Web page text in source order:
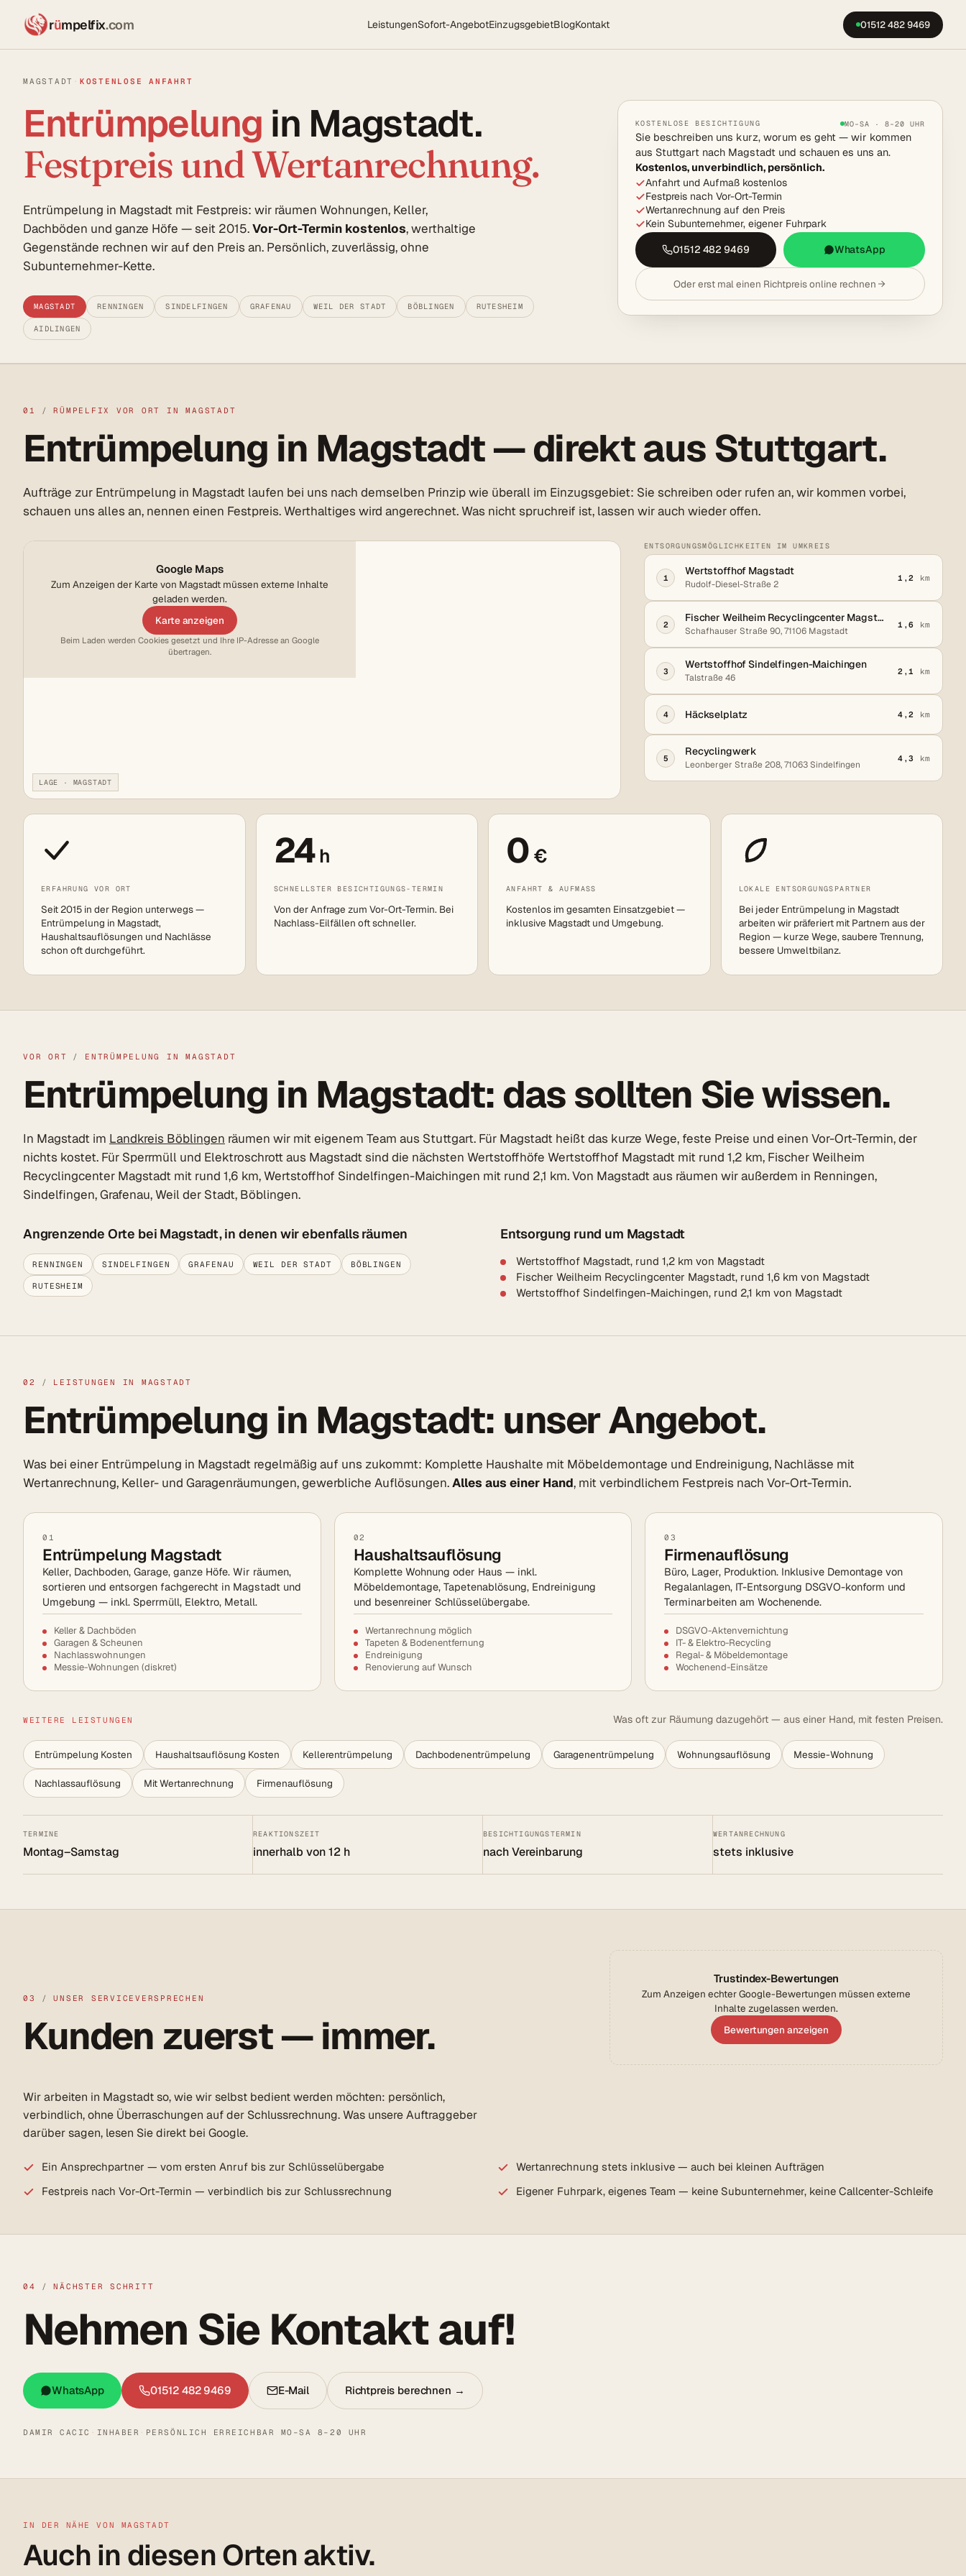
rümpelfix.com LeistungenSofort-AngebotEinzugsgebietBlogKontakt 01512 482 9469
MAGSTADT · KOSTENLOSE ANFAHRT
Entrümpelung in Magstadt.
Festpreis und Wertanrechnung.
Entrümpelung in Magstadt mit Festpreis: wir räumen Wohnungen, Keller,
Dachböden und ganze Höfe — seit 2015.Vor-Ort-Termin kostenlos, werthaltige
Gegenstände rechnen wir auf den Preis an. Persönlich, zuverlässig, ohne
Subunternehmer-Kette.
MAGSTADT RENNINGEN SINDELFINGEN GRAFENAU WEIL DER STADT BÖBLINGEN RUTESHEIM
AIDLINGEN
KOSTENLOSE BESICHTIGUNG MO–SA · 8–20 UHR
Sie beschreiben uns kurz, worum es geht — wir kommen
aus Stuttgart nach Magstadt und schauen es uns an.
Kostenlos, unverbindlich, persönlich.
Anfahrt und Aufmaß kostenlos
Festpreis nach Vor-Ort-Termin
Wertanrechnung auf den Preis
Kein Subunternehmer, eigener Fuhrpark
01512 482 9469
WhatsApp
Oder erst mal einen Richtpreis online rechnen
01 / RÜMPELFIX VOR ORT IN MAGSTADT
Entrümpelung in Magstadt — direkt aus Stuttgart.
Aufträge zur Entrümpelung in Magstadt laufen bei uns nach demselben Prinzip wie überall im Einzugsgebiet: Sie schreiben oder rufen an, wir kommen vorbei,
schauen uns alles an, nennen einen Festpreis. Werthaltiges wird angerechnet. Was nicht spruchreif ist, lassen wir auch wieder offen.
Google Maps
Zum Anzeigen der Karte von Magstadt müssen externe Inhalte
geladen werden.
Karte anzeigen
Beim Laden werden Cookies gesetzt und Ihre IP-Adresse an Google
übertragen.
LAGE · MAGSTADT
ENTSORGUNGSMÖGLICHKEITEN IM UMKREIS
1
Wertstoffhof Magstadt
Rudolf-Diesel-Straße 2
1,2 km
2
Fischer Weilheim Recyclingcenter Magstadt
Schafhauser Straße 90, 71106 Magstadt
1,6 km
3
Wertstoffhof Sindelfingen-Maichingen
Talstraße 46
2,1 km
4 Häckselplatz 4,2 km
5
Recyclingwerk
Leonberger Straße 208, 71063 Sindelfingen
4,3 km
ERFAHRUNG VOR ORT
Seit 2015 in der Region unterwegs —
Entrümpelung in Magstadt,
Haushaltsauflösungen und Nachlässe
schon oft durchgeführt.
24h
SCHNELLSTER BESICHTIGUNGS-TERMIN
Von der Anfrage zum Vor-Ort-Termin. Bei
Nachlass-Eilfällen oft schneller.
0 €
ANFAHRT & AUFMASS
Kostenlos im gesamten Einsatzgebiet —
inklusive Magstadt und Umgebung.
LOKALE ENTSORGUNGSPARTNER
Bei jeder Entrümpelung in Magstadt
arbeiten wir präferiert mit Partnern aus der
Region — kurze Wege, saubere Trennung,
bessere Umweltbilanz.
VOR ORT / ENTRÜMPELUNG IN MAGSTADT
Entrümpelung in Magstadt: das sollten Sie wissen.
In Magstadt im Landkreis Böblingen räumen wir mit eigenem Team aus Stuttgart. Für Magstadt heißt das kurze Wege, feste Preise und einen Vor-Ort-Termin, der
nichts kostet. Für Sperrmüll und Elektroschrott aus Magstadt sind die nächsten Wertstoffhöfe Wertstoffhof Magstadt mit rund 1,2 km, Fischer Weilheim
Recyclingcenter Magstadt mit rund 1,6 km, Wertstoffhof Sindelfingen-Maichingen mit rund 2,1 km. Von Magstadt aus räumen wir außerdem in Renningen,
Sindelfingen, Grafenau, Weil der Stadt, Böblingen.
Angrenzende Orte bei Magstadt, in denen wir ebenfalls räumen
RENNINGEN SINDELFINGEN GRAFENAU WEIL DER STADT BÖBLINGEN
RUTESHEIM
Entsorgung rund um Magstadt
Wertstoffhof Magstadt, rund 1,2 km von Magstadt
Fischer Weilheim Recyclingcenter Magstadt, rund 1,6 km von Magstadt
Wertstoffhof Sindelfingen-Maichingen, rund 2,1 km von Magstadt
02 / LEISTUNGEN IN MAGSTADT
Entrümpelung in Magstadt: unser Angebot.
Was bei einer Entrümpelung in Magstadt regelmäßig auf uns zukommt: Komplette Haushalte mit Möbeldemontage und Endreinigung, Nachlässe mit
Wertanrechnung, Keller- und Garagenräumungen, gewerbliche Auflösungen.Alles aus einer Hand, mit verbindlichem Festpreis nach Vor-Ort-Termin.
01
Entrümpelung Magstadt
Keller, Dachboden, Garage, ganze Höfe. Wir räumen,
sortieren und entsorgen fachgerecht in Magstadt und
Umgebung — inkl. Sperrmüll, Elektro, Metall.
Keller & Dachböden
Garagen & Scheunen
Nachlasswohnungen
Messie-Wohnungen (diskret)
02
Haushaltsauflösung
Komplette Wohnung oder Haus — inkl.
Möbeldemontage, Tapetenablösung, Endreinigung
und besenreiner Schlüsselübergabe.
Wertanrechnung möglich
Tapeten & Bodenentfernung
Endreinigung
Renovierung auf Wunsch
03
Firmenauflösung
Büro, Lager, Produktion. Inklusive Demontage von
Regalanlagen, IT-Entsorgung DSGVO-konform und
Terminarbeiten am Wochenende.
DSGVO-Aktenvernichtung
IT- & Elektro-Recycling
Regal- & Möbeldemontage
Wochenend-Einsätze
WEITERE LEISTUNGEN Was oft zur Räumung dazugehört — aus einer Hand, mit festen Preisen.
Entrümpelung Kosten Haushaltsauflösung Kosten Kellerentrümpelung Dachbodenentrümpelung Garagenentrümpelung Wohnungsauflösung Messie-Wohnung
Nachlassauflösung Mit Wertanrechnung Firmenauflösung
TERMINE
Montag–Samstag
REAKTIONSZEIT
innerhalb von 12 h
BESICHTIGUNGSTERMIN
nach Vereinbarung
WERTANRECHNUNG
stets inklusive
03 / UNSER SERVICEVERSPRECHEN
Kunden zuerst — immer.
Trustindex-Bewertungen
Zum Anzeigen echter Google-Bewertungen müssen externe
Inhalte zugelassen werden.
Bewertungen anzeigen
Wir arbeiten in Magstadt so, wie wir selbst bedient werden möchten: persönlich,
verbindlich, ohne Überraschungen auf der Schlussrechnung. Was unsere Auftraggeber
darüber sagen, lesen Sie direkt bei Google.
Ein Ansprechpartner — vom ersten Anruf bis zur Schlüsselübergabe
Wertanrechnung stets inklusive — auch bei kleinen Aufträgen
Festpreis nach Vor-Ort-Termin — verbindlich bis zur Schlussrechnung
Eigener Fuhrpark, eigenes Team — keine Subunternehmer, keine Callcenter-Schleife
04 / NÄCHSTER SCHRITT
Nehmen Sie Kontakt auf!
WhatsApp 01512 482 9469 E-Mail Richtpreis berechnen →
DAMIR CACIC · INHABER · PERSÖNLICH ERREICHBAR MO–SA 8–20 UHR
IN DER NÄHE VON MAGSTADT
Auch in diesen Orten aktiv.